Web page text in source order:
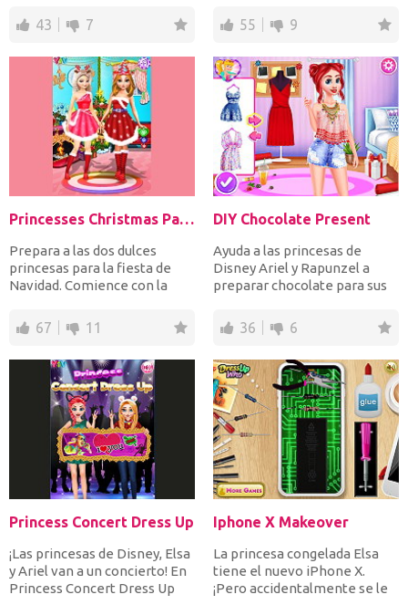
43 7
"Manicura...
55 9
Princesses Christmas Party
Prepara a las dos dulces
princesas para la fiesta de
Navidad. Comience con la
67 11
DIY Chocolate Present
Ayuda a las princesas de
Disney Ariel y Rapunzel a
preparar chocolate para sus
36 6
Princess Concert Dress Up
¡Las princesas de Disney, Elsa
y Ariel van a un concierto! En
Princess Concert Dress Up
Iphone X Makeover
La princesa congelada Elsa
tiene el nuevo iPhone X.
¡Pero accidentalmente se le